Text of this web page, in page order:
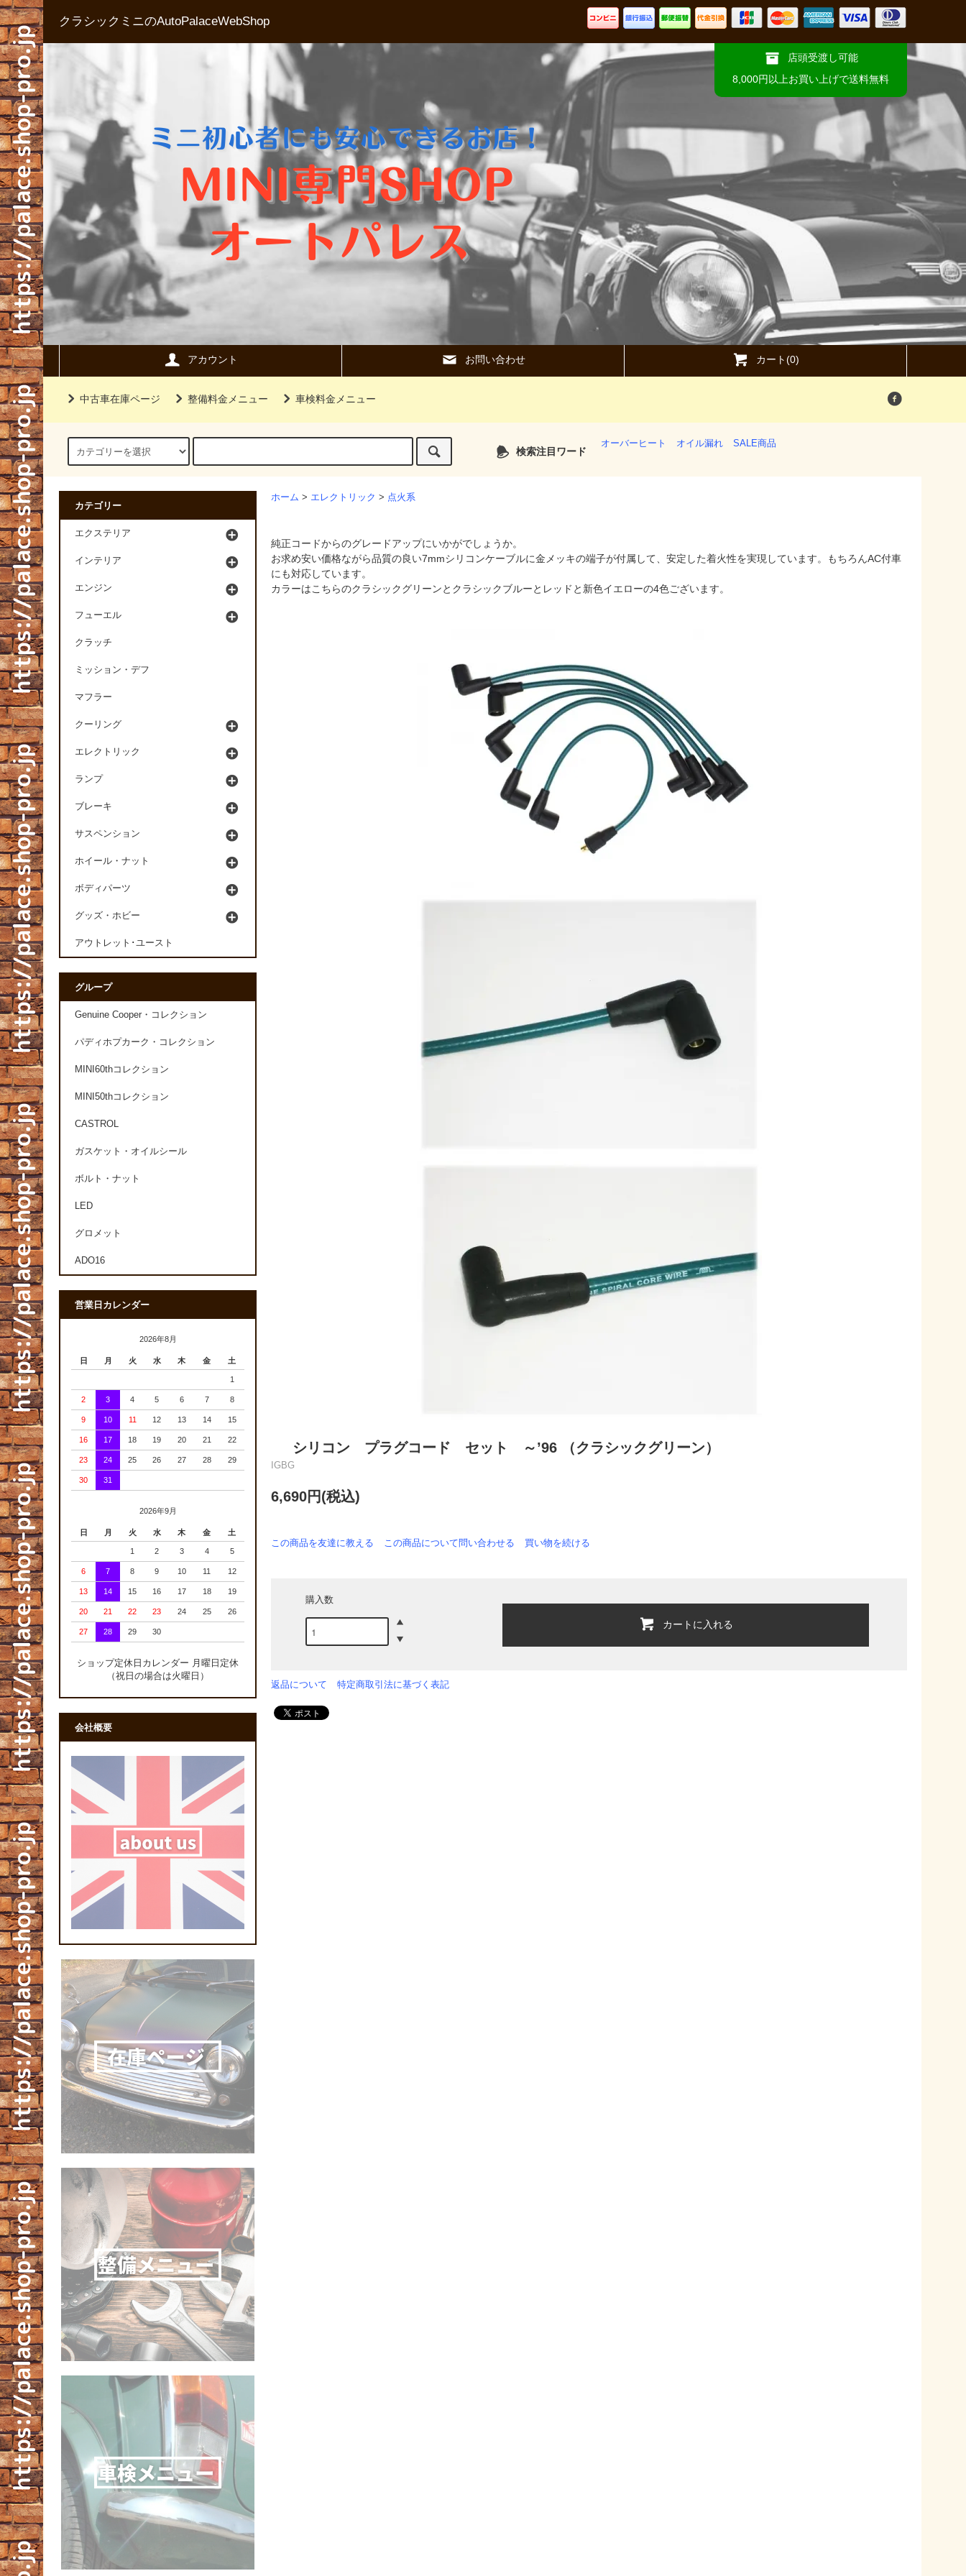
クラシックミニのAutoPalaceWebShop
店頭受渡し可能
8,000円以上お買い上げで送料無料
アカウント お問い合わせ カート(0)
中古車在庫ページ 整備料金メニュー 車検料金メニュー
検索注目ワード
オーバーヒート オイル漏れ SALE商品
ホーム > エレクトリック > 点火系
純正コードからのグレードアップにいかがでしょうか。
お求め安い価格ながら品質の良い7mmシリコンケーブルに金メッキの端子が付属して、安定した着火性を実現しています。もちろんAC付車
にも対応しています。
カラーはこちらのクラシックグリーンとクラシックブルーとレッドと新色イエローの4色ございます。
シリコン プラグコード セット ～’96 （クラシックグリーン）
IGBG
6,690円(税込)
この商品を友達に教える この商品について問い合わせる 買い物を続ける
購入数
カートに入れる
返品について 特定商取引法に基づく表記
カテゴリー
エクステリア
インテリア
エンジン
フューエル
クラッチ
ミッション・デフ
マフラー
クーリング
エレクトリック
ランプ
ブレーキ
サスペンション
ホイール・ナット
ボディパーツ
グッズ・ホビー
アウトレット･ユースト
グループ
Genuine Cooper・コレクション
パディホプカーク・コレクション
MINI60thコレクション
MINI50thコレクション
CASTROL
ガスケット・オイルシール
ボルト・ナット
LED
グロメット
ADO16
営業日カレンダー
2026年8月
日 月 火 水 木 金 土
1
2 3 4 5 6 7 8
9 10 11 12 13 14 15
16 17 18 19 20 21 22
23 24 25 26 27 28 29
30 31
2026年9月
日 月 火 水 木 金 土
1 2 3 4 5
6 7 8 9 10 11 12
13 14 15 16 17 18 19
20 21 22 23 24 25 26
27 28 29 30
ショップ定休日カレンダー 月曜日定休
（祝日の場合は火曜日）
会社概要